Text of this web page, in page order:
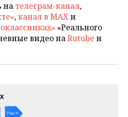
на телеграм-канал,
,канал в MAXи
«Реального
видео наRutube и